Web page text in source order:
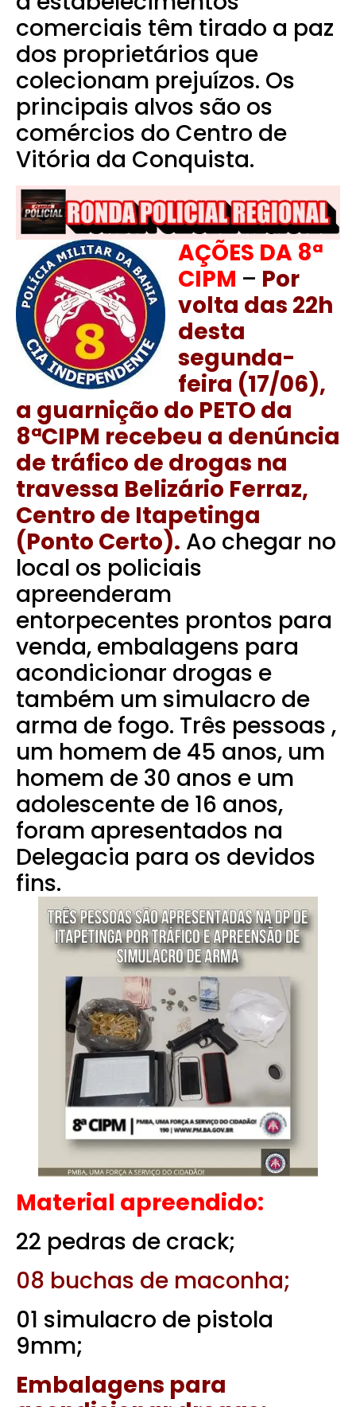
comerciais têm tirado a paz
dos proprietários que
colecionam prejuízos. Os
principais alvos são os
comércios do Centro de
Vitória da Conquista.
AÇÕES DA 8ª
CIPM – Por
volta das 22h
desta
segunda-
feira (17/06),
a guarnição do PETO da
8ªCIPM recebeu a denúncia
de tráfico de drogas na
travessa Belizário Ferraz,
Centro de Itapetinga
(Ponto Certo). Ao chegar no
local os policiais
apreenderam
entorpecentes prontos para
venda, embalagens para
acondicionar drogas e
também um simulacro de
arma de fogo. Três pessoas ,
um homem de 45 anos, um
homem de 30 anos e um
adolescente de 16 anos,
foram apresentados na
Delegacia para os devidos
fins.
Material apreendido:
22 pedras de crack;
08 buchas de maconha;
01 simulacro de pistola
9mm;
Embalagens para